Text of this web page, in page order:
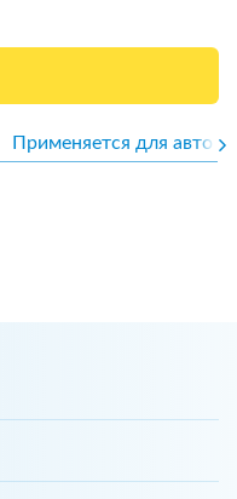
Применяется для авто